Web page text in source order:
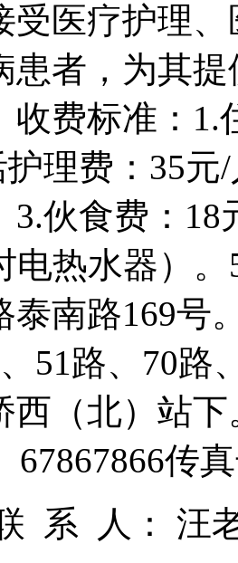
受医疗护理
患者，为其
收费标准：
理费：35
3.伙食费：
电热水器）
泰南路169号
51路、70路
西（北）站
67867866传
系 人： 汪